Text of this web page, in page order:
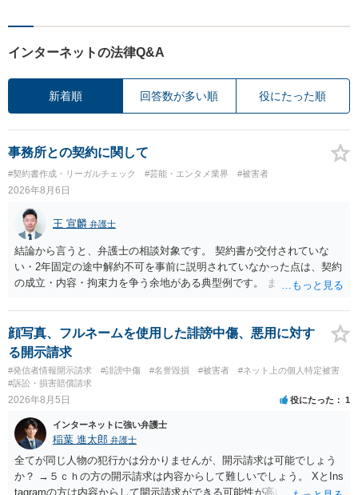
インターネットの法律Q&A
新着順 回答数が多い順 役にたった順
事務所との契約に関して
#契約書作成・リーガルチェック #芸能・エンタメ業界 #被害者
2026年8月6日
王 宣麟 弁護士
結論から言うと、弁護士の相談対象です。 契約書が交付されていな
い・2年固定の途中解約不可を事前に説明されていなかった点は、契約
の成立・内容・拘束力を争う余地がある典型例です。 まずは、運営と
みてはいかがでしょうか。 また同時並行で（もしまだされていないの
であれば）書面で退所意思の明確化はしておくべきだと考えます。
顔写真、フルネームを使用した誹謗中傷、悪用に対す
る開示請求
#発信者情報開示請求 #誹謗中傷 #名誉毀損 #被害者
#ネット上の個人特定被害
#訴訟・損害賠償請求
2026年8月5日 役にたった 1
インターネットに強い弁護士
稲葉 進太郎 弁護士
全てが同じ人物の犯行かは分かりませんが、開示請求は可能でしょう
か？ →５ｃｈの方の開示請求は内容からして難しいでしょう。 XとIns
tagramの方は内容からして開示請求ができる可能性が高いでしょう。